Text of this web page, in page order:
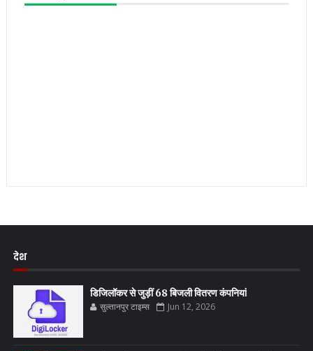
देश
डिजिलॉकर से जुड़ीं 68 बिजली वितरण कंपनियां
सुल्तानपुर टाइम्स Jun 12, 2026